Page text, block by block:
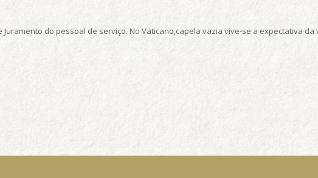
do pessoal de serviço. No Vaticano,capela vazia vive-se a expectativa